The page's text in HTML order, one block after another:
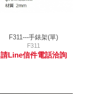
F311---手錶架(單)
F311
請Line信件電話洽詢